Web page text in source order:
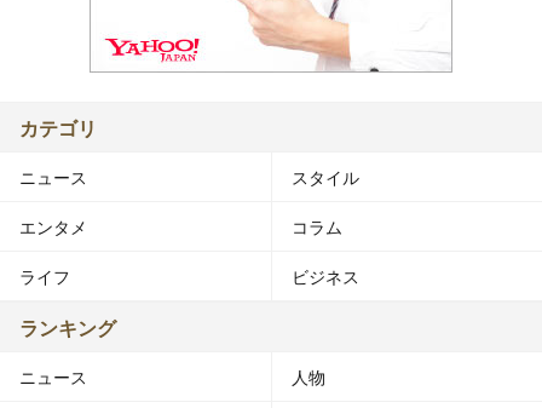
カテゴリ
ニュース スタイル
エンタメ コラム
ライフ ビジネス
ランキング
ニュース 人物